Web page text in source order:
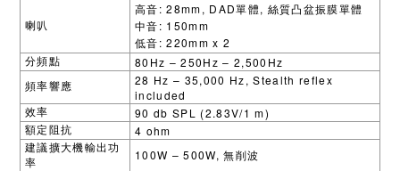
喇叭
高音 : 28mm, DAD單體 , 絲質凸盆振膜單體
中音 : 150mm
低音 : 220mm x 2
分頻點 80Hz – 250Hz – 2,500Hz
頻率響應
28 Hz – 35,000 Hz, Stealth reflex
included
效率 90 db SPL (2.83V/1 m)
額定阻抗 4 ohm
建議擴大機輸出功
率
100W – 500W,無削波